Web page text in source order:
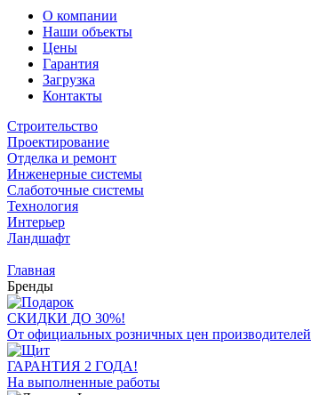
О компании
Наши объекты
Цены
Гарантия
Загрузка
Контакты
Строительство
Проектирование
Отделка и ремонт
Инженерные системы
Слаботочные системы
Технология
Интерьер
Ландшафт
Главная
Бренды
СКИДКИ ДО 30%!
От официальных розничных цен производителей
ГАРАНТИЯ 2 ГОДА!
На выполненные работы